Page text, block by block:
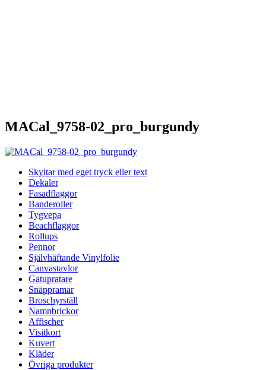
MACal_9758-02_pro_burgundy
Skyltar med eget tryck eller text
Dekaler
Fasadflaggor
Banderoller
Tygvepa
Beachflaggor
Rollups
Pennor
Självhäftande Vinylfolie
Canvastavlor
Gatupratare
Snäppramar
Broschyrställ
Namnbrickor
Affischer
Visitkort
Kuvert
Kläder
Övriga produkter